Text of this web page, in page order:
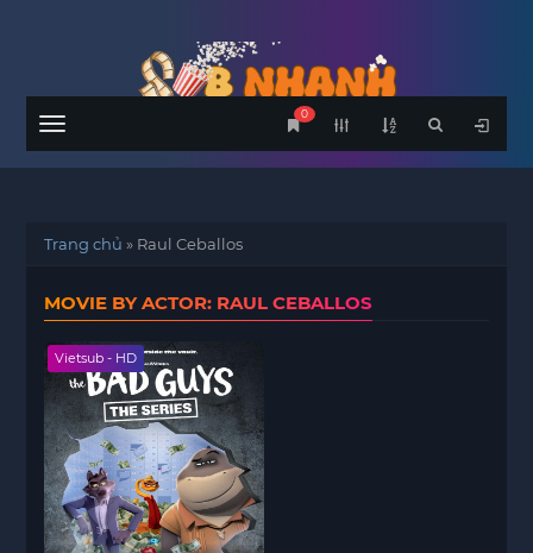
Menu
0
Trang chủ » Raul Ceballos
MOVIE BY ACTOR: RAUL CEBALLOS
Vietsub - HD